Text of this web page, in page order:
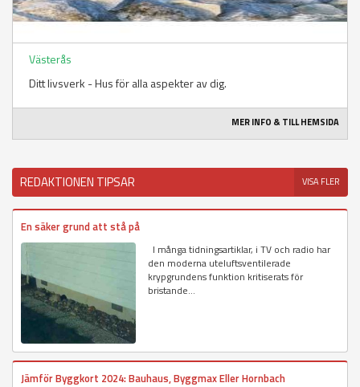
Västerås
Ditt livsverk - Hus för alla aspekter av dig.
MER INFO & TILL HEMSIDA
REDAKTIONEN TIPSAR VISA FLER
En säker grund att stå på
I många tidningsartiklar, i TV och radio har
den moderna uteluftsventilerade
krypgrundens funktion kritiserats för
bristande...
Jämför Byggkort 2024: Bauhaus, Byggmax Eller Hornbach